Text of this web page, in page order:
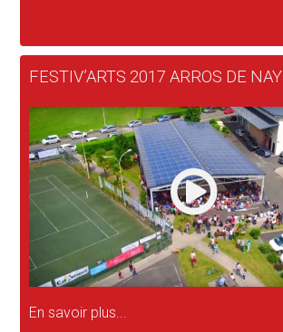
FESTIV’ARTS 2017 ARROS DE NAY
En savoir plus...